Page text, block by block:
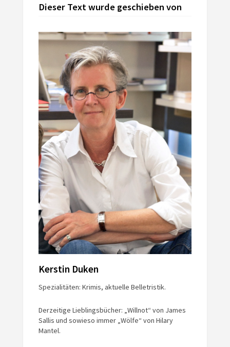
Dieser Text wurde geschieben von
Kerstin Duken
Spezialitäten: Krimis, aktuelle Belletristik.
Derzeitige Lieblingsbücher: „Willnot“ von James
Sallis und sowieso immer „Wölfe“ von Hilary
Mantel.